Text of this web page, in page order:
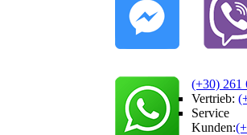
(+30) 261
Vertrieb:
Service
Kunden: